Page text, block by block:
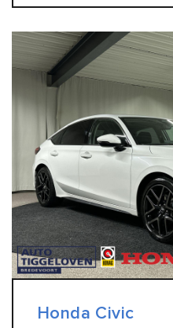
Honda Civic